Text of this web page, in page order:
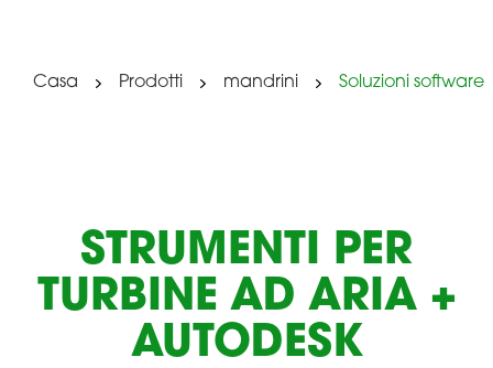
Casa Prodotti mandrini Soluzioni software
STRUMENTI PER
TURBINE AD ARIA +
AUTODESK